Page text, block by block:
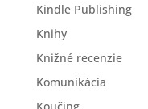
Kindle Publishing
Knihy
Knižné recenzie
Komunikácia